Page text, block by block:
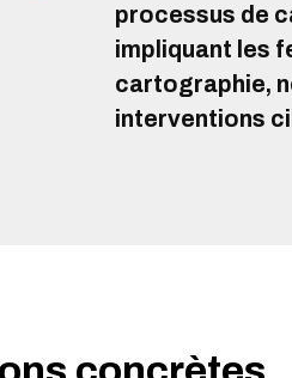
processus de
impliquant les
cartographie,
interventions